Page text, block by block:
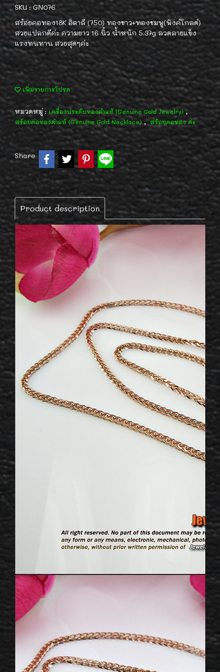
SKU : GN076
สร้อยคอทอง18K อิตาลี (750) ทองขาว+ทองชมพู(พิงค์โกลด์)
สวยแปลกดีค่ะ ความยาว 16 นิ้ว น้ำหนัก 5.37g ลวดลายแข็ง
แรงทนทาน สวยสุดๆค่ะ
เพิ่มรายการโปรด
หมวดหมู่ : เครื่องประดับทองคำแท้ (Genuine Gold Jewelry),
สร้อยคอทองคำแท้ (Genuine Gold Necklace) , สร้อยคอทอง ค่ะ
Share
Product description